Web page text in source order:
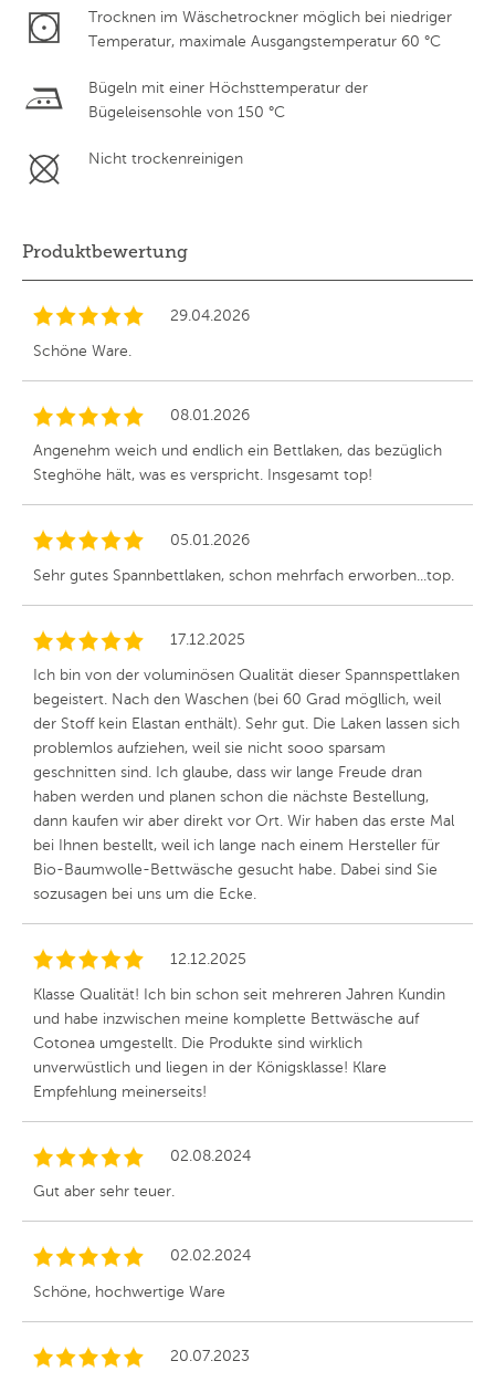
Trocknen im Wäschetrockner möglich bei niedriger
Temperatur, maximale Ausgangstemperatur 60 °C
Bügeln mit einer Höchsttemperatur der
Bügeleisensohle von 150 °C
Nicht trockenreinigen
Produktbewertung
29.04.2026
Schöne Ware.
08.01.2026
Angenehm weich und endlich ein Bettlaken, das bezüglich
Steghöhe hält, was es verspricht. Insgesamt top!
05.01.2026
Sehr gutes Spannbettlaken, schon mehrfach erworben...top.
17.12.2025
Ich bin von der voluminösen Qualität dieser Spannspettlaken
begeistert. Nach den Waschen (bei 60 Grad mögllich, weil
der Stoff kein Elastan enthält). Sehr gut. Die Laken lassen sich
problemlos aufziehen, weil sie nicht sooo sparsam
geschnitten sind. Ich glaube, dass wir lange Freude dran
haben werden und planen schon die nächste Bestellung,
dann kaufen wir aber direkt vor Ort. Wir haben das erste Mal
bei Ihnen bestellt, weil ich lange nach einem Hersteller für
Bio-Baumwolle-Bettwäsche gesucht habe. Dabei sind Sie
sozusagen bei uns um die Ecke.
12.12.2025
Klasse Qualität! Ich bin schon seit mehreren Jahren Kundin
und habe inzwischen meine komplette Bettwäsche auf
Cotonea umgestellt. Die Produkte sind wirklich
unverwüstlich und liegen in der Königsklasse! Klare
Empfehlung meinerseits!
02.08.2024
Gut aber sehr teuer.
02.02.2024
Schöne, hochwertige Ware
20.07.2023